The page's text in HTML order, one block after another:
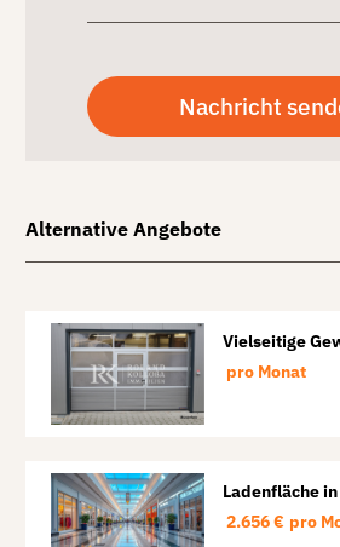
Alternative Angebote
Vielseitige
Lorenz
pro Monat
Ladenfläche
2.656 € pro